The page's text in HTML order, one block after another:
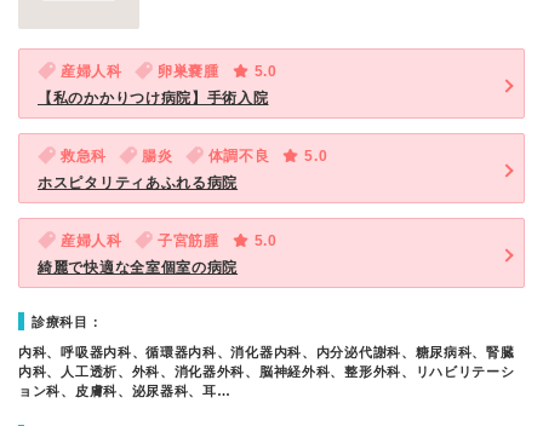
産婦人科 卵巣嚢腫
5.0
【私のかかりつけ病院】手術入院
救急科 腸炎 体調不良
5.0
ホスピタリティあふれる病院
産婦人科 子宮筋腫
5.0
綺麗で快適な全室個室の病院
診療科目：
内科、呼吸器内科、循環器内科、消化器内科、内分泌代謝科、糖尿病科、腎臓
内科、人工透析、外科、消化器外科、脳神経外科、整形外科、リハビリテーシ
ョン科、皮膚科、泌尿器科、耳…